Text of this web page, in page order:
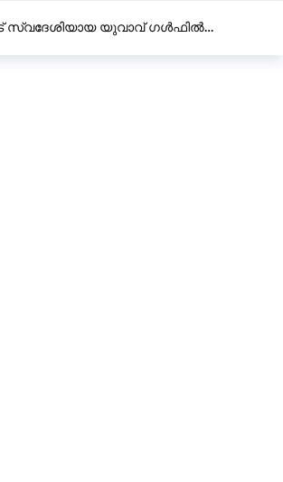
സ്വദേശിയായ യുവാവ് ഗൾഫിൽ